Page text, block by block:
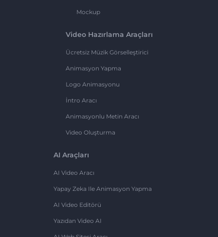
Mockup
Video Hazırlama Araçları
Ücretsiz Müzik Görselleştirici
Animasyon Yapma
Logo Animasyonu
İntro Aracı
Animasyonlu Metin Aracı
Video Oluşturma
AI Araçları
AI Video Aracı
Yapay Zeka Ile Animasyon Yapma
AI Video Editörü
Yazıdan Video AI